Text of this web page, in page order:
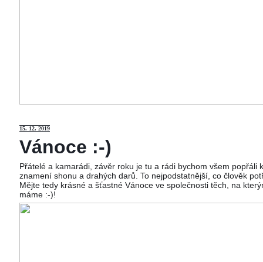
15. 12. 2019
Vánoce :-)
Přátelé a kamarádi, závěr roku je tu a rádi bychom všem
znamení shonu a drahých darů. To nejpodstatnější, co člověk
Mějte tedy krásné a šťastné Vánoce ve společnosti těch, na
máme :-)!